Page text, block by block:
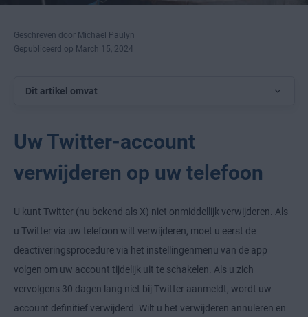
Geschreven door Michael Paulyn
Gepubliceerd op March 15, 2024
Dit artikel omvat
Uw Twitter-account
verwijderen op uw telefoon
U kunt Twitter (nu bekend als X) niet onmiddellijk verwijderen. Als
u Twitter via uw telefoon wilt verwijderen, moet u eerst de
deactiveringsprocedure via het instellingenmenu van de app
volgen om uw account tijdelijk uit te schakelen. Als u zich
vervolgens 30 dagen lang niet bij Twitter aanmeldt, wordt uw
account definitief verwijderd. Wilt u het verwijderen annuleren en